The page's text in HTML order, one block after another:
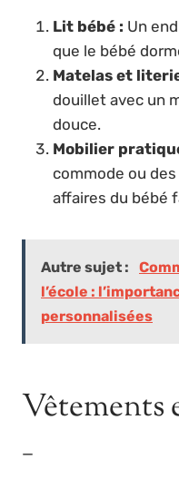
Lit bébé : Un
que le bébé
Matelas et
douillet avec un
douce.
Mobilier
commode ou
affaires du bébé
Autre sujet :
l’école :
personnalisées
Vêtements
—